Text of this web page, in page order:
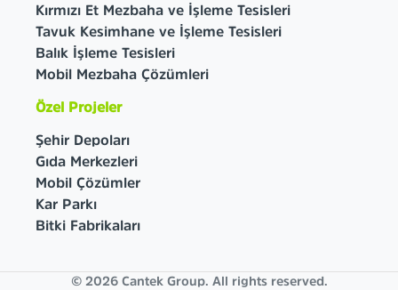
Kırmızı Et Mezbaha ve İşleme Tesisleri
Tavuk Kesimhane ve İşleme Tesisleri
Balık İşleme Tesisleri
Mobil Mezbaha Çözümleri
Özel Projeler
Şehir Depoları
Gıda Merkezleri
Mobil Çözümler
Kar Parkı
Bitki Fabrikaları
© 2026 Cantek Group. All rights reserved.